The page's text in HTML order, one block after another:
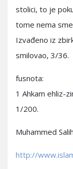
stolici, to je
tome nema
Izvađeno iz
smilovao, 3/36.
fusnota:
1 Ahkam ehliz-
1/200.
Muhammed
http://